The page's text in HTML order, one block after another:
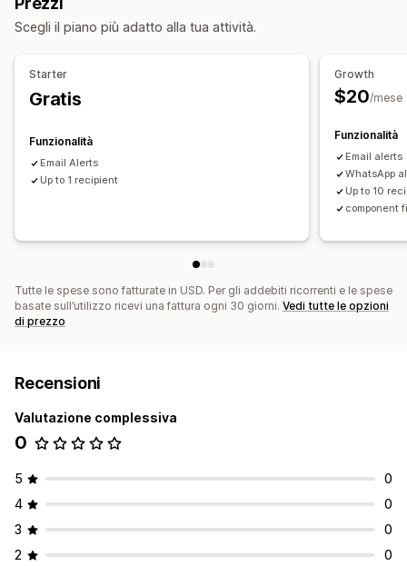
Scegli il piano più adatto alla tua attività.
Starter
Gratis
Funzionalità
Email Alerts
Up to 1 recipient
Growth
$20/mese
Funzionalità
Email alerts
WhatsApp
Up to 10
component
Tutte le spese sono fatturate in USD. Per gli addebiti ricorrenti e le spese
basate sull’utilizzo ricevi una fattura ogni 30 giorni. Vedi tutte le opzioni
di prezzo
Recensioni
Valutazione complessiva
0
5
0
4
0
3
0
2
0